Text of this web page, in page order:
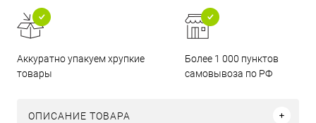
Аккуратно упакуем хрупкие
товары
Более 1 000 пунктов
самовывоза по РФ
ОПИСАНИЕ ТОВАРА